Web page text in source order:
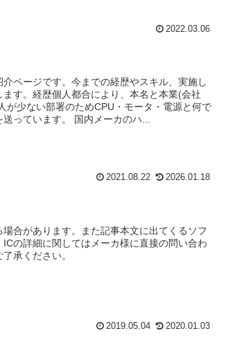
2022.03.06
ページです。今までの経歴やスキル、実施し
す。経歴個人都合により、本名と本業(会社
が少ない部署のためCPU・モータ・電源と何で
送っています。 国内メーカのハ...
2021.08.22 2026.01.18
合があります。また記事本文に出てくるソフ
ICの詳細に関してはメーカ様に直接の問い合わ
承ください。
2019.05.04 2020.01.03